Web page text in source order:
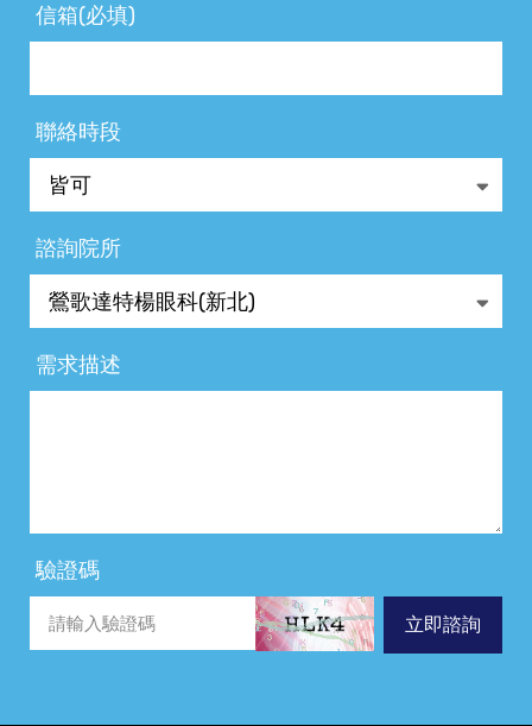
信箱(必填)
聯絡時段
諮詢院所
需求描述
驗證碼
立即諮詢